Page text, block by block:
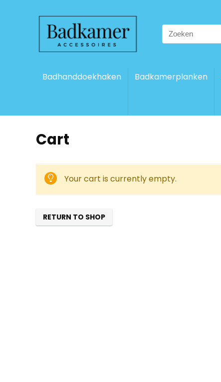
Search
for:
Badhanddoekhaken Badkamerplanken
Cart
Your cart is currently empty.
RETURN TO SHOP